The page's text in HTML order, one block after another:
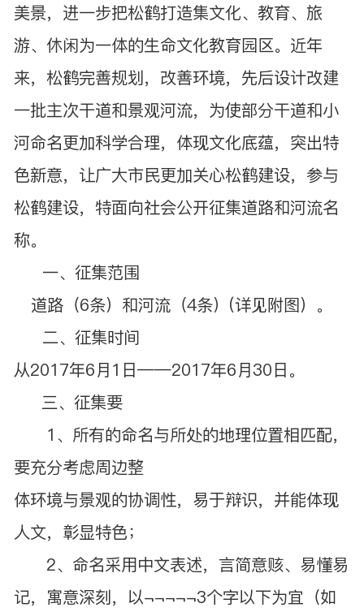
美景，进一步把松鹤打造集文化、教育、旅
游、休闲为一体的生命文化教育园区。近年
来，松鹤完善规划，改善环境，先后设计改建
一批主次干道和景观河流，为使部分干道和小
河命名更加科学合理，体现文化底蕴，突出特
色新意，让广大市民更加关心松鹤建设，参与
松鹤建设，特面向社会公开征集道路和河流名
称。
一、征集范围
道路（6条）和河流（4条）(详见附图）。
二、征集时间
从2017年6月1日——2017年6月30日。
三、征集要
1、所有的命名与所处的地理位置相匹配，
要充分考虑周边整
体环境与景观的协调性，易于辩识，并能体现
人文，彰显特色；
2、命名采用中文表述，言简意赅、易懂易
记，寓意深刻，以¬¬¬¬¬3个字以下为宜（如